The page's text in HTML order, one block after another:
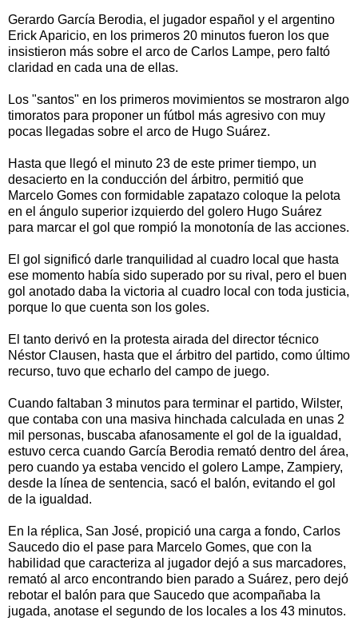
Gerardo García Berodia, el jugador español y el argentino
Erick Aparicio, en los primeros 20 minutos fueron los que
insistieron más sobre el arco de Carlos Lampe, pero faltó
claridad en cada una de ellas.
Los "santos" en los primeros movimientos se mostraron algo
timoratos para proponer un fútbol más agresivo con muy
pocas llegadas sobre el arco de Hugo Suárez.
Hasta que llegó el minuto 23 de este primer tiempo, un
desacierto en la conducción del árbitro, permitió que
Marcelo Gomes con formidable zapatazo coloque la pelota
en el ángulo superior izquierdo del golero Hugo Suárez
para marcar el gol que rompió la monotonía de las acciones.
El gol significó darle tranquilidad al cuadro local que hasta
ese momento había sido superado por su rival, pero el buen
gol anotado daba la victoria al cuadro local con toda justicia,
porque lo que cuenta son los goles.
El tanto derivó en la protesta airada del director técnico
Néstor Clausen, hasta que el árbitro del partido, como último
recurso, tuvo que echarlo del campo de juego.
Cuando faltaban 3 minutos para terminar el partido, Wilster,
que contaba con una masiva hinchada calculada en unas 2
mil personas, buscaba afanosamente el gol de la igualdad,
estuvo cerca cuando García Berodia remató dentro del área,
pero cuando ya estaba vencido el golero Lampe, Zampiery,
desde la línea de sentencia, sacó el balón, evitando el gol
de la igualdad.
En la réplica, San José, propició una carga a fondo, Carlos
Saucedo dio el pase para Marcelo Gomes, que con la
habilidad que caracteriza al jugador dejó a sus marcadores,
remató al arco encontrando bien parado a Suárez, pero dejó
rebotar el balón para que Saucedo que acompañaba la
jugada, anotase el segundo de los locales a los 43 minutos.